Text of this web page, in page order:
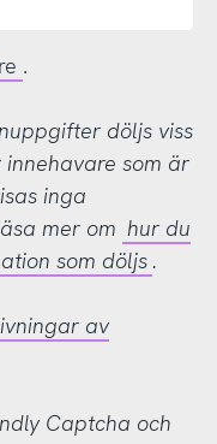
.
döljs viss
som är
inga
mer om hur du
som döljs .
av
Captcha och